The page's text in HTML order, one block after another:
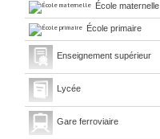
École maternelle
École primaire
Enseignement supérieur
Lycée
Gare ferroviaire